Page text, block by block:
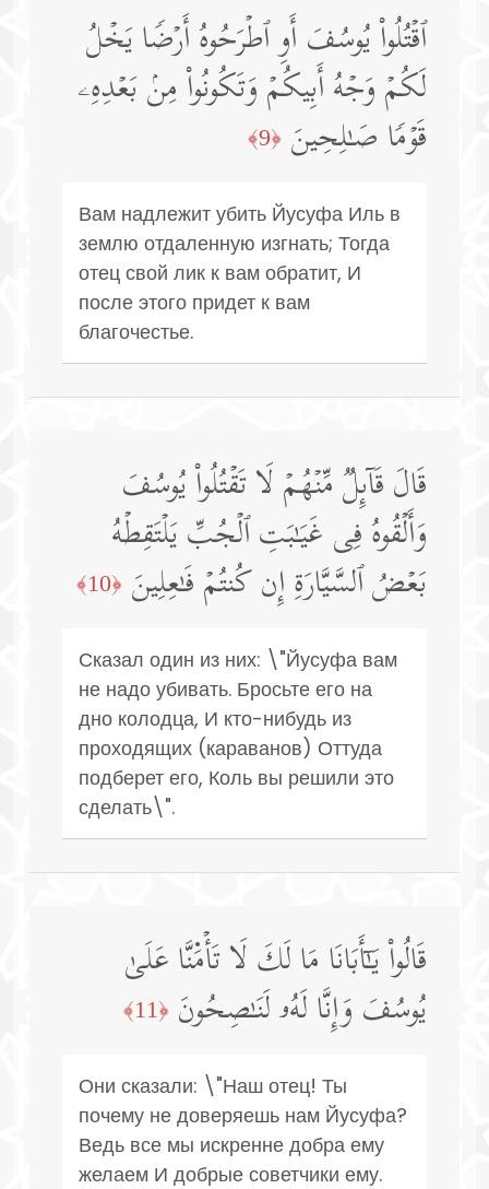
ٱقۡتُلُوا۟ یُوسُفَ أَوِ ٱطۡرَحُوهُ أَرۡضࣰا یَخۡلُ
لَكُمۡ وَجۡهُ أَبِیكُمۡ وَتَكُونُوا۟ مِنۢ بَعۡدِهِۦ
قَوۡمࣰا صَـٰلِحِینَ ﴿9﴾
Вам надлежит убить Йусуфа Иль в
землю отдаленную изгнать; Тогда
отец свой лик к вам обратит, И
после этого придет к вам
благочестье.
قَالَ قَاۤىِٕلࣱ مِّنۡهُمۡ لَا تَقۡتُلُوا۟ یُوسُفَ
وَأَلۡقُوهُ فِی غَیَـٰبَتِ ٱلۡجُبِّ یَلۡتَقِطۡهُ
بَعۡضُ ٱلسَّیَّارَةِ إِن كُنتُمۡ فَـٰعِلِینَ ﴿10﴾
Сказал один из них: \"Йусуфа вам
не надо убивать. Бросьте его на
дно колодца, И кто-нибудь из
проходящих (караванов) Оттуда
подберет его, Коль вы решили это
сделать\".
قَالُوا۟ یَـٰۤأَبَانَا مَا لَكَ لَا تَأۡمَ۬نَّا عَلَىٰ
یُوسُفَ وَإِنَّا لَهُۥ لَنَـٰصِحُونَ ﴿11﴾
Они сказали: \"Наш отец! Ты
почему не доверяешь нам Йусуфа?
Ведь все мы искренне добра ему
желаем И добрые советчики ему.